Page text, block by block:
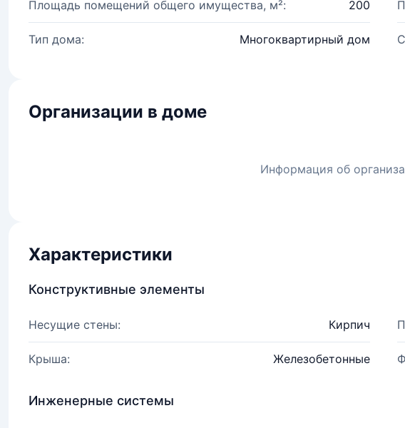
Площадь помещений общего имущества, м²: 200
Тип дома: Многоквартирный дом
Организации в доме
Информация об
Характеристики
Конструктивные элементы
Несущие стены: Кирпич
Крыша: Железобетонные
Инженерные системы